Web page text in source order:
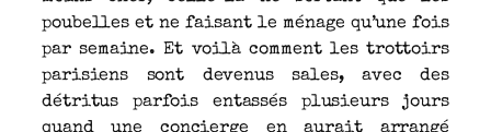
poubelles et ne faisant le ménage qu’une fois
par semaine. Et voilà comment les trottoirs
parisiens sont devenus sales, avec des
détritus parfois entassés plusieurs jours